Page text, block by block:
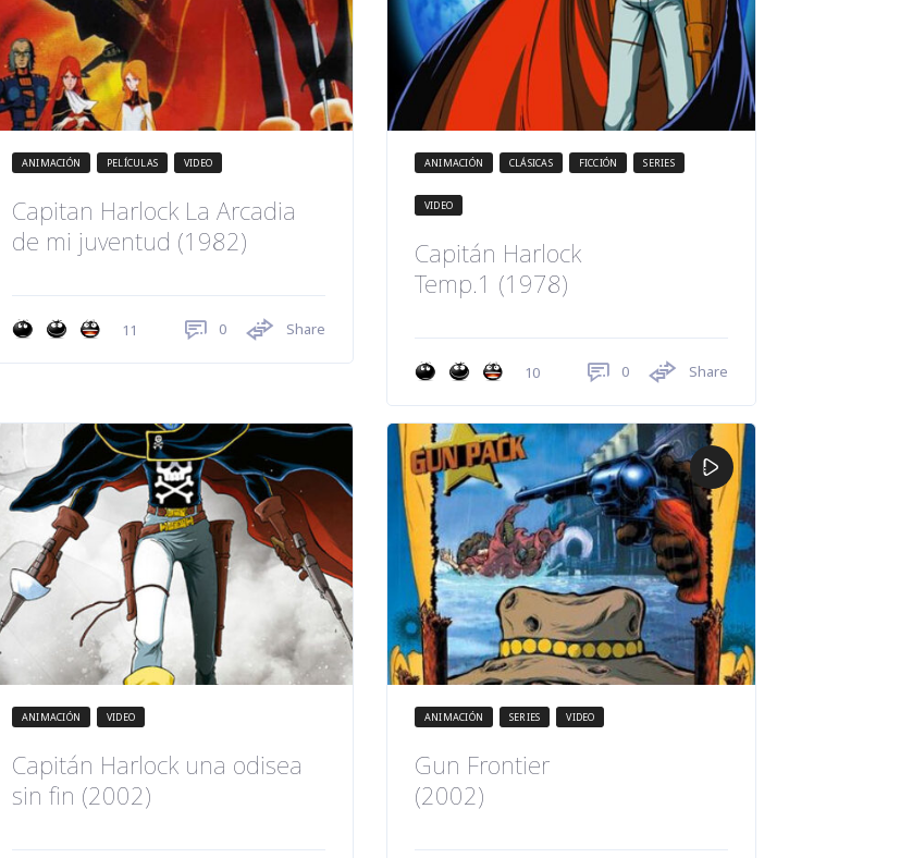
ANIMACIÓN PELÍCULAS VIDEO
Capitan Harlock La Arcadia
de mi juventud (1982)
11 0 Share
ANIMACIÓN CLÁSICAS FICCIÓN SERIES
VIDEO
Capitán Harlock
Temp.1 (1978)
10 0 Share
ANIMACIÓN VIDEO
Capitán Harlock una odisea
sin fin (2002)
ANIMACIÓN SERIES VIDEO
Gun Frontier
(2002)